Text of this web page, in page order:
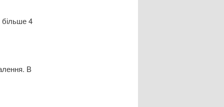
більше 4
В